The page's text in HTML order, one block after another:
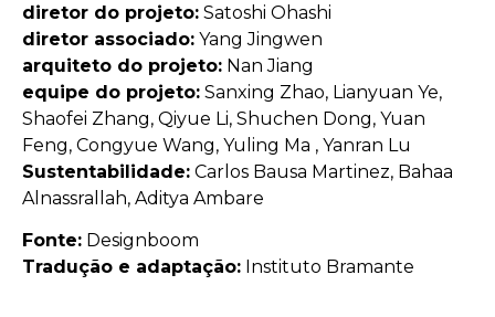
diretor do projeto: Satoshi Ohashi
diretor associado: Yang Jingwen
arquiteto do projeto: Nan Jiang
equipe do projeto: Sanxing Zhao, Lianyuan Ye,
Shaofei Zhang, Qiyue Li, Shuchen Dong, Yuan
Feng, Congyue Wang, Yuling Ma , Yanran Lu
Sustentabilidade: Carlos Bausa Martinez, Bahaa
Alnassrallah, Aditya Ambare
Fonte: Designboom
Tradução e adaptação: Instituto Bramante